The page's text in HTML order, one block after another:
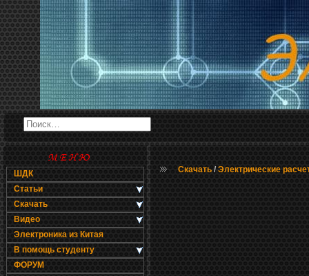
ШДК
Статьи
Скачать
Видео
Электроника из Китая
В помощь студенту
ФОРУМ
Скачать / Электрические